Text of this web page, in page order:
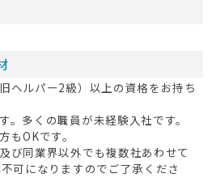
ヘルパー2級）以上の資格をお持ち
。多くの職員が未経験入社です。
もOKです。
び同業界以外でも複数社あわせて
可になりますのでご了承くださ